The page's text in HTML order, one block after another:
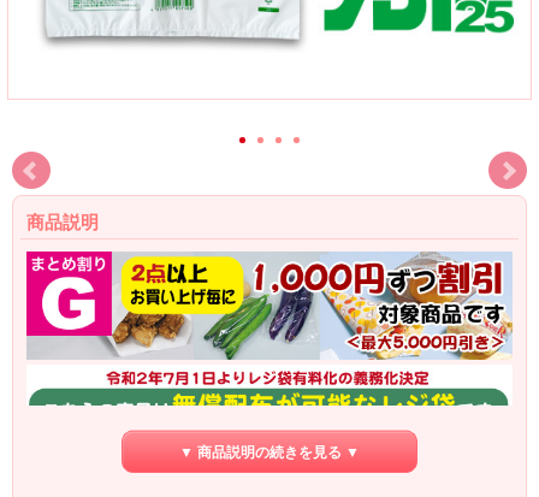
商品説明
▼ 商品説明の続きを見る ▼